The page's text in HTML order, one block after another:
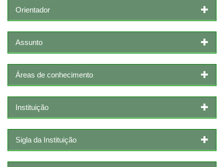
Orientador
Assunto
Áreas de conhecimento
Instituição
Sigla da Instituição